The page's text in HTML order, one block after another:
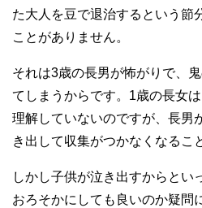
た大人を豆で退治するという節
ことがありません。
それは3歳の長男が怖がりで、
てしまうからです。1歳の長女
理解していないのですが、長男
き出して収集がつかなくなるこ
しかし子供が泣き出すからとい
おろそかにしても良いのか疑問